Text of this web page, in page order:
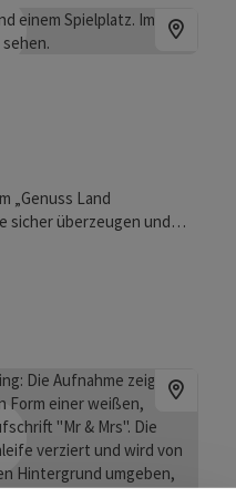
„Genuss Land
sicher überzeugen und